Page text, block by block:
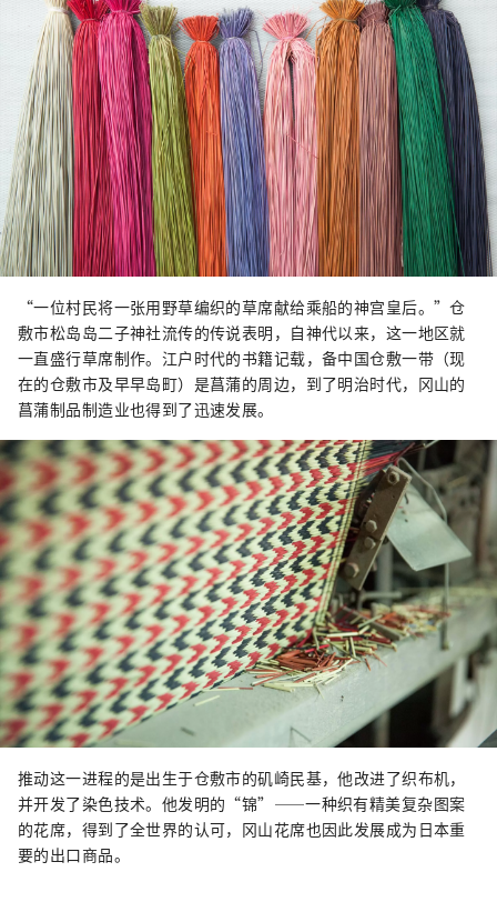
“一位村民将一张用野草编织的草席献给乘船的神宫皇后。”仓
敷市松岛岛二子神社流传的传说表明，自神代以来，这一地区就
一直盛行草席制作。江户时代的书籍​​记载，备中国仓敷一带（现
在的仓敷市及早早岛町）是菖蒲的周边，到了明治时代，冈山的
菖蒲制品制造业也得到了迅速发展。
推动这一进程的是出生于仓敷市的矶崎民基，他改进了织布机，
并开发了染色技术。他发明的“锦”——一种织有精美复杂图案
的花席，得到了全世界的认可，冈山花席也因此发展成为日本重
要的出口商品。